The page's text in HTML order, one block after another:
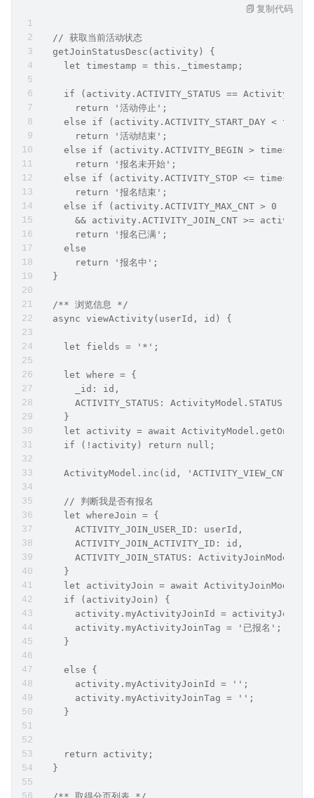
  // 获取当前活动状态
  getJoinStatusDesc(activity) {
    let timestamp = this._timestamp;
if (activity.ACTIVITY_STATUS ==
      return '活动停止';
else if (activity.ACTIVITY_START_DAY <
      return '活动结束';
else if (activity.ACTIVITY_BEGIN >
      return '报名未开始';
else if (activity.ACTIVITY_STOP <=
      return '报名结束';
    else if (activity.ACTIVITY_MAX_CNT > 0
&& activity.ACTIVITY_JOIN_CNT >=
      return '报名已满';
    else
      return '报名中';
  }
  /** 浏览信息 */
  async viewActivity(userId, id) {
    let fields = '*';
    let where = {
      _id: id,
ACTIVITY_STATUS:
    }
let activity = await
    if (!activity) return null;
ActivityModel.inc(id, 'ACTIVITY_VIEW_CNT',
    // 判断我是否有报名
    let whereJoin = {
      ACTIVITY_JOIN_USER_ID: userId,
      ACTIVITY_JOIN_ACTIVITY_ID: id,
ACTIVITY_JOIN_STATUS:
    }
let activityJoin = await
    if (activityJoin) {
activity.myActivityJoinId =
      activity.myActivityJoinTag = '已报名';
    }
    else {
      activity.myActivityJoinId = '';
      activity.myActivityJoinTag = '';
    }
    return activity;
  }
复制代码